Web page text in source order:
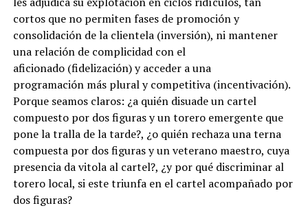
cortos que no permiten fases de promoción y
consolidación de la clientela (inversión), ni mantener
una relación de complicidad con el
aficionado (fidelización) y acceder a una
programación más plural y competitiva (incentivación).
Porque seamos claros: ¿a quién disuade un cartel
compuesto por dos figuras y un torero emergente que
pone la tralla de la tarde?, ¿o quién rechaza una terna
compuesta por dos figuras y un veterano maestro, cuya
presencia da vitola al cartel?, ¿y por qué discriminar al
torero local, si este triunfa en el cartel acompañado por
dos figuras?